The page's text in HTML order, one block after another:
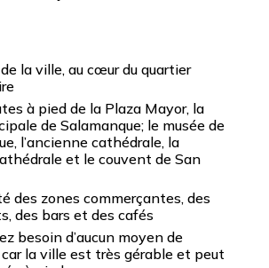
la ville, au cœur du quartier
à pied de la Plaza Mayor, la
de Salamanque; le musée de
l’ancienne cathédrale, la
et le couvent de San
des zones commerçantes, des
des bars et des cafés
besoin d’aucun moyen de
la ville est très gérable et peut